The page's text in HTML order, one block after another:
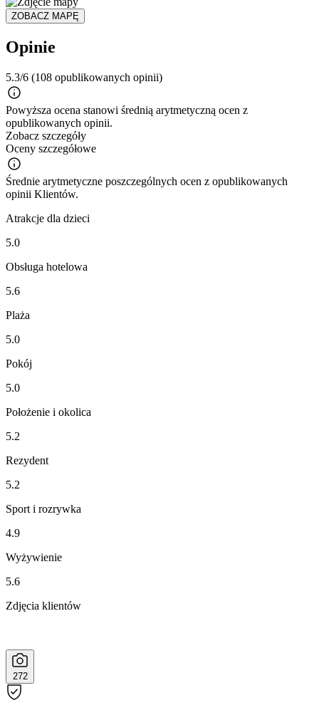
ZOBACZ MAPĘ
Opinie
5.3/6 (108 opublikowanych opinii)
Powyższa ocena stanowi średnią arytmetyczną ocen z
opublikowanych opinii.
Zobacz szczegóły
Oceny szczegółowe
Średnie arytmetyczne poszczególnych ocen z opublikowanych
opinii Klientów.
Atrakcje dla dzieci
5.0
Obsługa hotelowa
5.6
Plaża
5.0
Pokój
5.0
Położenie i okolica
5.2
Rezydent
5.2
Sport i rozrywka
4.9
Wyżywienie
5.6
Zdjęcia klientów
272